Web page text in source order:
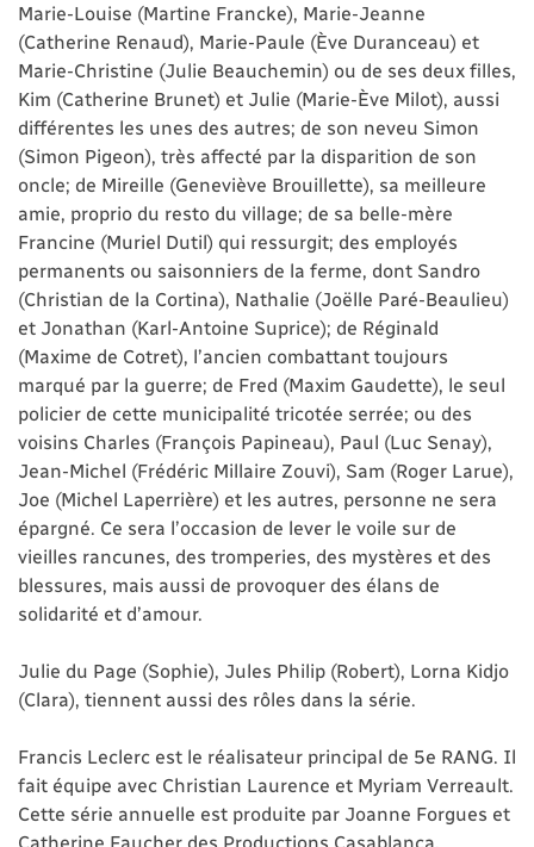
Marie-Louise (Martine Francke), Marie-Jeanne
(Catherine Renaud), Marie-Paule (Ève Duranceau) et
Marie-Christine (Julie Beauchemin) ou de ses deux filles,
Kim (Catherine Brunet) et Julie (Marie-Ève Milot), aussi
différentes les unes des autres; de son neveu Simon
(Simon Pigeon), très affecté par la disparition de son
oncle; de Mireille (Geneviève Brouillette), sa meilleure
amie, proprio du resto du village; de sa belle-mère
Francine (Muriel Dutil) qui ressurgit; des employés
permanents ou saisonniers de la ferme, dont Sandro
(Christian de la Cortina), Nathalie (Joëlle Paré-Beaulieu)
et Jonathan (Karl-Antoine Suprice); de Réginald
(Maxime de Cotret), l’ancien combattant toujours
marqué par la guerre; de Fred (Maxim Gaudette), le seul
policier de cette municipalité tricotée serrée; ou des
voisins Charles (François Papineau), Paul (Luc Senay),
Jean-Michel (Frédéric Millaire Zouvi), Sam (Roger Larue),
Joe (Michel Laperrière) et les autres, personne ne sera
épargné. Ce sera l’occasion de lever le voile sur de
vieilles rancunes, des tromperies, des mystères et des
blessures, mais aussi de provoquer des élans de
solidarité et d’amour.
Julie du Page (Sophie), Jules Philip (Robert), Lorna Kidjo
(Clara), tiennent aussi des rôles dans la série.
Francis Leclerc est le réalisateur principal de 5e RANG. Il
fait équipe avec Christian Laurence et Myriam Verreault.
Cette série annuelle est produite par Joanne Forgues et
Catherine Faucher des Productions Casablanca.